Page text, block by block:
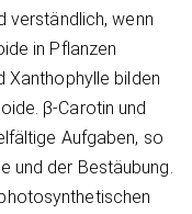
verständlich, wenn
in Pflanzen
Xanthophylle bilden
β-Carotin und
Aufgaben, so
und der Bestäubung.